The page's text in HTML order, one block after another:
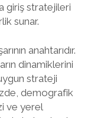
giriş stratejileri
sunar.
anahtarıdır.
dinamiklerini
strateji
demografik
ve yerel